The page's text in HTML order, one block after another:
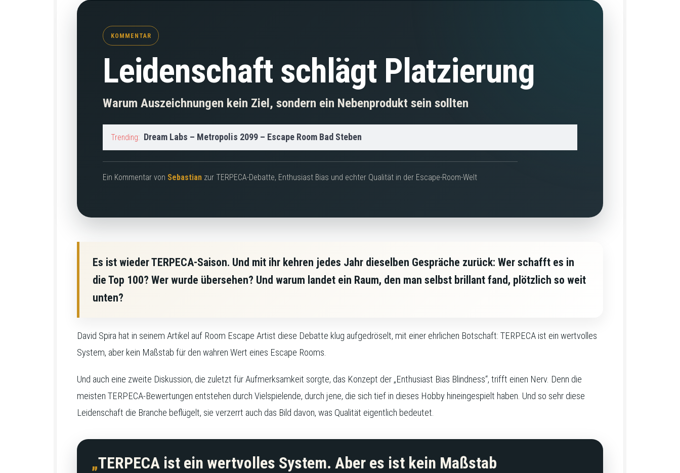
KOMMENTAR
Leidenschaft schlägt Platzierung
Warum Auszeichnungen kein Ziel, sondern ein Nebenprodukt sein sollten
Trending: Dream Labs – Metropolis 2099 – Escape Room Bad Steben
Ein Kommentar von Sebastian zur TERPECA-Debatte, Enthusiast Bias und echter Qualität in der Escape-Room-Welt
Es ist wieder TERPECA-Saison. Und mit ihr kehren jedes Jahr dieselben Gespräche zurück: Wer schafft es in
die Top 100? Wer wurde übersehen? Und warum landet ein Raum, den man selbst brillant fand, plötzlich so weit
unten?
David Spira hat in seinem Artikel auf Room Escape Artist diese Debatte klug aufgedröselt, mit einer ehrlichen Botschaft: TERPECA ist ein wertvolles
System, aber kein Maßstab für den wahren Wert eines Escape Rooms.
Und auch eine zweite Diskussion, die zuletzt für Aufmerksamkeit sorgte, das Konzept der „Enthusiast Bias Blindness“, trifft einen Nerv. Denn die
meisten TERPECA-Bewertungen entstehen durch Vielspielende, durch jene, die sich tief in dieses Hobby hineingespielt haben. Und so sehr diese
Leidenschaft die Branche beflügelt, sie verzerrt auch das Bild davon, was Qualität eigentlich bedeutet.
TERPECA ist ein wertvolles System. Aber es ist kein Maßstab